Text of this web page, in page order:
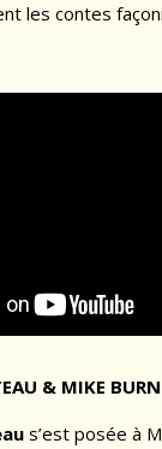
les contes
& MIKE
s’est posée à